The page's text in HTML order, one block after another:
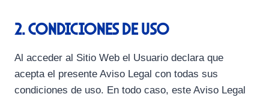
2. Condiciones de Uso
Al acceder al Sitio Web el Usuario declara que
acepta el presente Aviso Legal con todas sus
condiciones de uso. En todo caso, este Aviso Legal